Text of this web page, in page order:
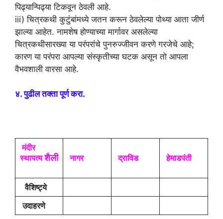
पिढ्यान्पिढ्या टिकवून ठेवली आहे.
iii) चित्रकथी कुटुंबांमध्ये जतन करून ठेवलेल्या पोथ्या आता जीर्ण
झाल्या आहेत. नामशेष होण्याच्या मार्गावर असलेल्या
चित्रकथीसारख्या या परंपरांचे पुनरुज्जीवन करणे गरजेचे आहे;
कारण या परंपरा आपल्या संस्कृतीच्या घटक असून तो आपला
वैभवशाली वारसा आहे.
४. पुढील तक्ता पूर्ण करा.
मंदीर
स्थापत्यशैली नागर द्राविड हेमाडपंती
वैशिष्ट्ये
उदाहरणे